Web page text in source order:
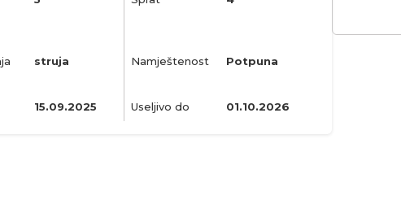
struja Namještenost Potpuna
15.09.2025 Useljivo do 01.10.2026